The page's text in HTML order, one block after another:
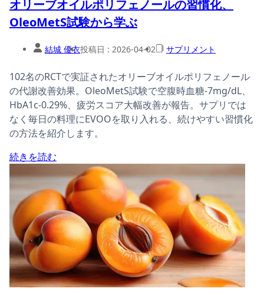
オリーブオイルポリフェノールの習慣化、
OleoMetS試験から学ぶ
結城 優衣投稿日 : 2026-04-02 サプリメント
102名のRCTで実証されたオリーブオイルポリフェノール
の代謝改善効果。OleoMetS試験で空腹時血糖-7mg/dL、
HbA1c-0.29%、疲労スコア大幅改善が報告。サプリでは
なく毎日の料理にEVOOを取り入れる、続けやすい習慣化
の方法を紹介します。
続きを読む